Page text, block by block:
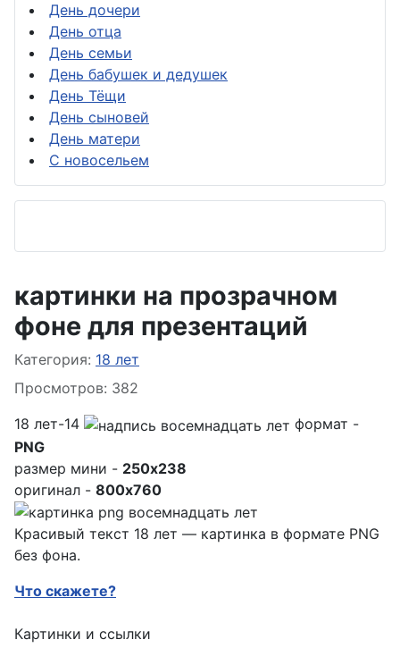
День дочери
День отца
День семьи
День бабушек и дедушек
День Тёщи
День сыновей
День матери
С новосельем
картинки на прозрачном
фоне для презентаций
Информация о материале
Категория: 18 лет
Просмотров: 382
18 лет-14
формат -
PNG
размер мини - 250x238
оригинал - 800x760
Красивый текст 18 лет — картинка в формате PNG
без фона.
Что скажете?
Картинки и ссылки